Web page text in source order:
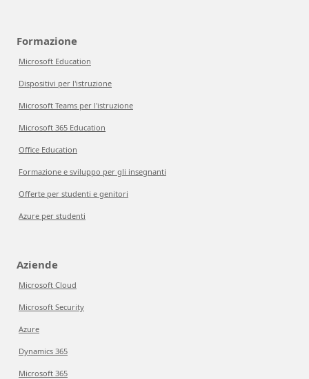
Formazione
Microsoft Education
Dispositivi per l'istruzione
Microsoft Teams per l'istruzione
Microsoft 365 Education
Office Education
Formazione e sviluppo per gli insegnanti
Offerte per studenti e genitori
Azure per studenti
Aziende
Microsoft Cloud
Microsoft Security
Azure
Dynamics 365
Microsoft 365